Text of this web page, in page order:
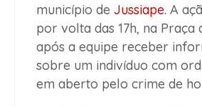
município de Jussiape. A
por volta das 17h, na Praça
após a equipe receber
sobre um indivíduo com
em aberto pelo crime de